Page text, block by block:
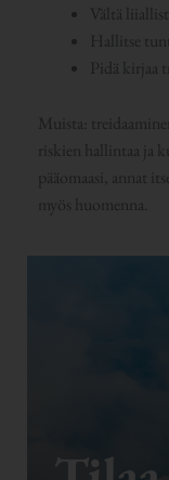
Vältä
Hallitse
Pidä kirjaa
Muista:
riskien hallintaa ja
pääomaasi, annat
myös huomenna.